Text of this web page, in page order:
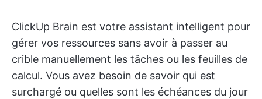
ClickUp Brain est votre assistant intelligent pour
gérer vos ressources sans avoir à passer au
crible manuellement les tâches ou les feuilles de
calcul. Vous avez besoin de savoir qui est
surchargé ou quelles sont les échéances du jour